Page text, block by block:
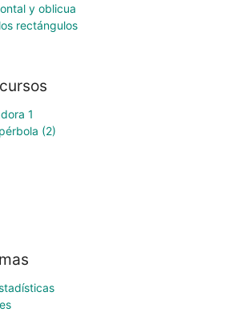
y oblicua
rectángulos
1
(2)